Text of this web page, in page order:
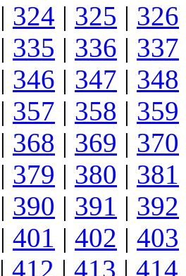
| 324 | 325 | 326
| 335 | 336 | 337
| 346 | 347 | 348
| 357 | 358 | 359
| 368 | 369 | 370
| 379 | 380 | 381
| 390 | 391 | 392
| 401 | 402 | 403
| 412 | 413 | 414